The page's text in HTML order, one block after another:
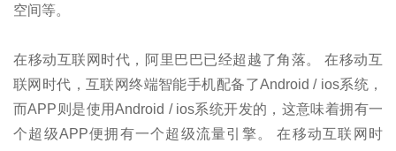
空间等。
在移动互联网时代，阿里巴巴已经超越了角落。 在移动互
联网时代，互联网终端智能手机配备了Android / ios系统，
而APP则是使用Android / ios系统开发的，这意味着拥有一
个超级APP便拥有一个超级流量引擎。 在移动互联网时